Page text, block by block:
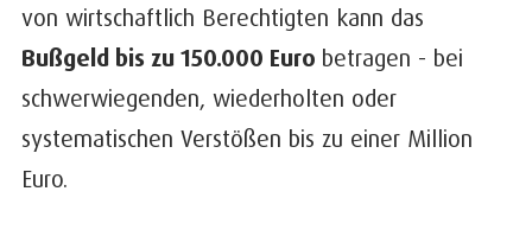
von wirtschaftlich Berechtigten kann das
Bußgeld bis zu 150.000 Euro betragen - bei
schwerwiegenden, wiederholten oder
systematischen Verstößen bis zu einer Million
Euro.